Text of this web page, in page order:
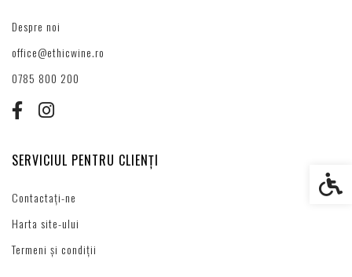
Despre noi
office@ethicwine.ro
0785 800 200
SERVICIUL PENTRU CLIENȚI
Contactați-ne
Harta site-ului
Termeni și condiții
Setări